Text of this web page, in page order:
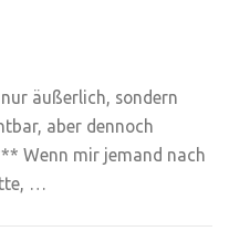
äußerlich, sondern
aber dennoch
Wenn mir jemand nach
…